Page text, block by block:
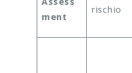
ment
rischio